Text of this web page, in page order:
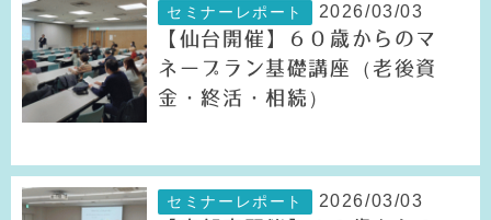
セミナーレポート 2026/03/03
【仙台開催】６０歳からのマ
ネープラン基礎講座（老後資
金・終活・相続）
セミナーレポート 2026/03/03